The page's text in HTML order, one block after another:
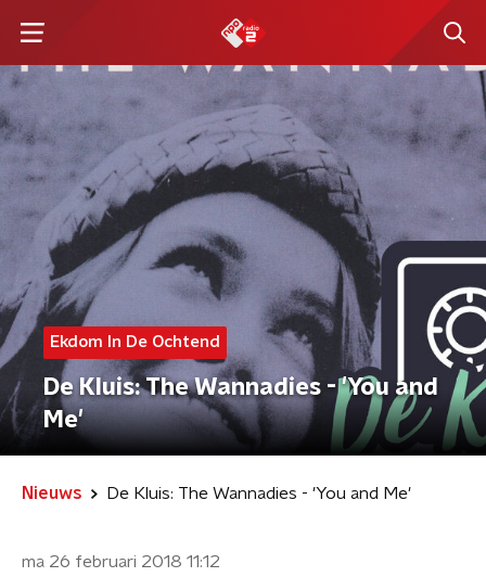
Ekdom In De Ochtend
De Kluis: The Wannadies - 'You and
Me'
Nieuws De Kluis: The Wannadies - 'You and Me'
ma 26 februari 2018 11:12